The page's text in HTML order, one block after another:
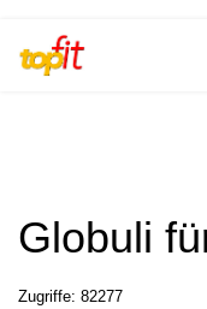
Globuli
Zugriffe: 82277